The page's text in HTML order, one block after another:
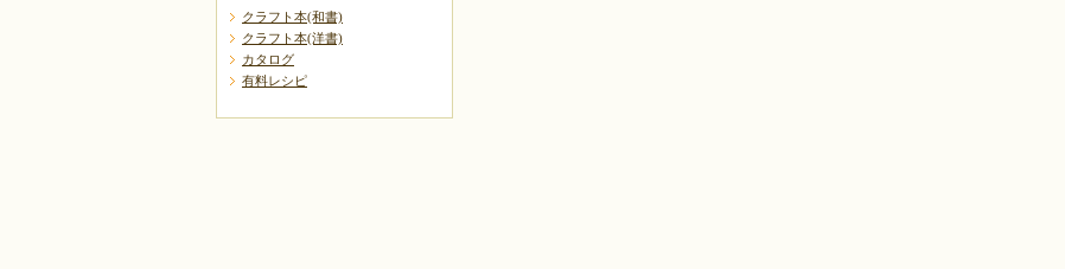
クラフト本(和書)
クラフト本(洋書)
カタログ
有料レシピ